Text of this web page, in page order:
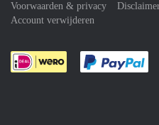
Voorwaarden & privacy
Account verwijderen